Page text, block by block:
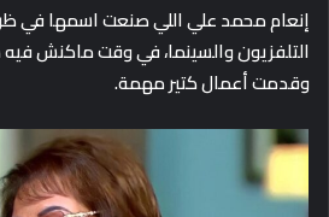
إنعام محمد علي اللي صنعت اسمها في
التلفزيون والسينما، في وقت ماكنش
وقدمت أعمال كتير مهمة.